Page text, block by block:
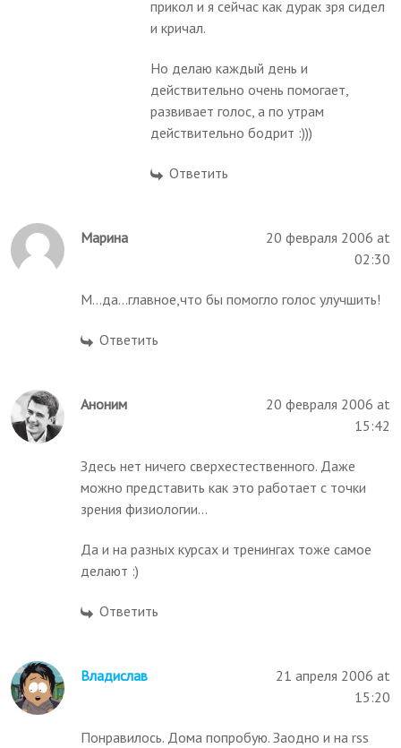
прикол и я сейчас как дурак зря сидел
и кричал.
Но делаю каждый день и
действительно очень помогает,
развивает голос, а по утрам
действительно бодрит :)))
Ответить
Марина
20 февраля 2006 at
02:30
М...да...главное,что бы помогло голос улучшить!
Ответить
Аноним
20 февраля 2006 at
15:42
Здесь нет ничего сверхестественного. Даже
можно представить как это работает с точки
зрения физиологии...
Да и на разных курсах и тренингах тоже самое
делают :)
Ответить
Владислав
21 апреля 2006 at
15:20
Понравилось. Дома попробую. Заодно и на rss